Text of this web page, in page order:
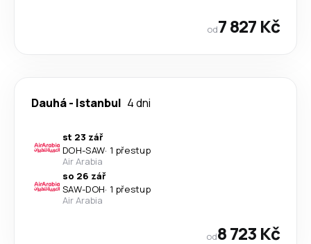
od7 827 Kč
Dauhá- Istanbul 4 dni
st 23 zář
DOH-SAW· 1 přestup
Air Arabia
so 26 zář
SAW-DOH· 1 přestup
Air Arabia
od8 723 Kč